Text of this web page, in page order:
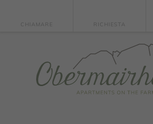
CHIAMARE RICHIESTA